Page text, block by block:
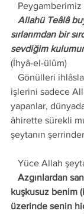
Peygamberimiz
sırlarımdan bir
sevdiğim
(İhyâ-el-ülûm)
işlerini sadece
yapanlar,
âhirette sürekli
şeytanın
Yüce Allah
kuşkusuz benim
üzerinde senin